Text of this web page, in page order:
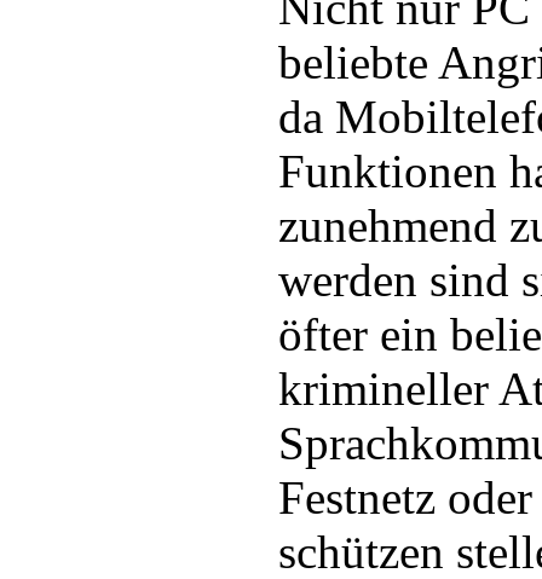
beliebte
da
Funktionen
zunehmend
werden sind
öfter ein
krimineller
Festnetz
schützen